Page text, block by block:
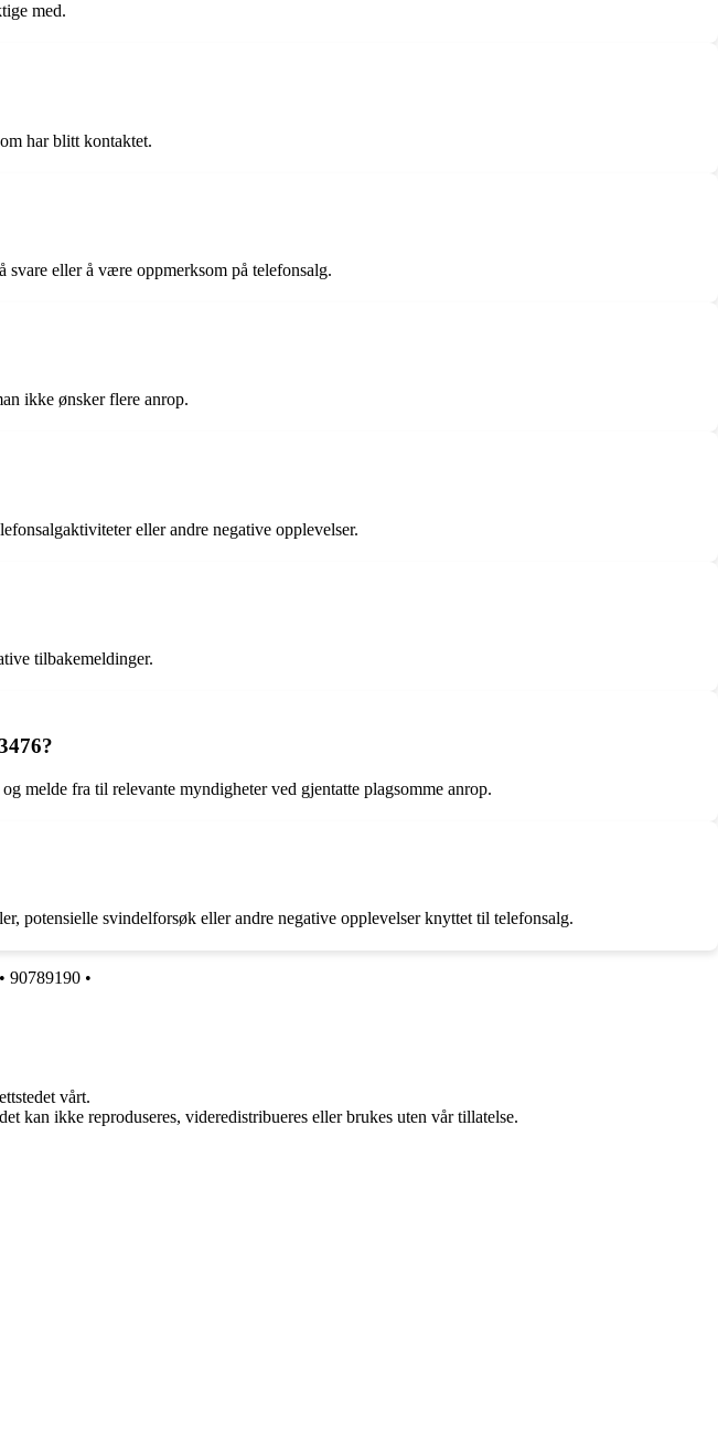
med.
har blitt kontaktet.
eller å være oppmerksom på telefonsalg.
ikke ønsker flere anrop.
eller andre negative opplevelser.
tilbakemeldinger.
melde fra til relevante myndigheter ved gjentatte plagsomme anrop.
potensielle svindelforsøk eller andre negative opplevelser knyttet til telefonsalg.
• 90789190 •
vårt.
kan ikke reproduseres, videredistribueres eller brukes uten vår tillatelse.